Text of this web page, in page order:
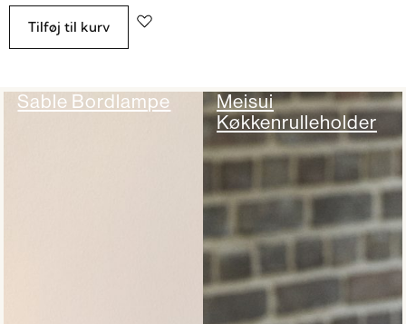
Tilføj til kurv
Sable Bordlampe
Meisui
Køkkenrulleholder